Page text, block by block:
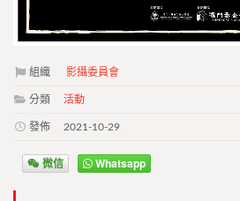
組織 影攝委員會
分類 活動
發佈 2021-10-29
微信 Whatsapp